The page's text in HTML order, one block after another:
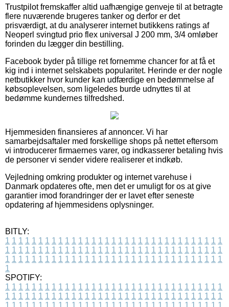
Trustpilot fremskaffer altid uafhængige genveje til at betragte
flere nuværende brugeres tanker og derfor er det
prisværdigt, at du analyserer internet butikkens ratings af
Neoperl svingtud prio flex universal J 200 mm, 3/4 omløber
forinden du lægger din bestilling.
Facebook byder på tillige ret fornemme chancer for at få et
kig ind i internet selskabets popularitet. Herinde er der nogle
netbutikker hvor kunder kan udfærdige en bedømmelse af
købsoplevelsen, som ligeledes burde udnyttes til at
bedømme kundernes tilfredshed.
Hjemmesiden finansieres af annoncer. Vi har
samarbejdsaftaler med forskellige shops på nettet eftersom
vi introducerer firmaernes varer, og indkasserer betaling hvis
de personer vi sender videre realiserer et indkøb.
Vejledning omkring produkter og internet varehuse i
Danmark opdateres ofte, men det er umuligt for os at give
garantier imod forandringer der er lavet efter seneste
opdatering af hjemmesidens oplysninger.
BITLY:
1 1 1 1 1 1 1 1 1 1 1 1 1 1 1 1 1 1 1 1 1 1 1 1 1 1 1 1 1 1 1 1 1
1 1 1 1 1 1 1 1 1 1 1 1 1 1 1 1 1 1 1 1 1 1 1 1 1 1 1 1 1 1 1 1 1
1 1 1 1 1 1 1 1 1 1 1 1 1 1 1 1 1 1 1 1 1 1 1 1 1 1 1 1 1 1 1 1 1
1
SPOTIFY:
1 1 1 1 1 1 1 1 1 1 1 1 1 1 1 1 1 1 1 1 1 1 1 1 1 1 1 1 1 1 1 1 1
1 1 1 1 1 1 1 1 1 1 1 1 1 1 1 1 1 1 1 1 1 1 1 1 1 1 1 1 1 1 1 1 1
1 1 1 1 1 1 1 1 1 1 1 1 1 1 1 1 1 1 1 1 1 1 1 1 1 1 1 1 1 1 1 1 1